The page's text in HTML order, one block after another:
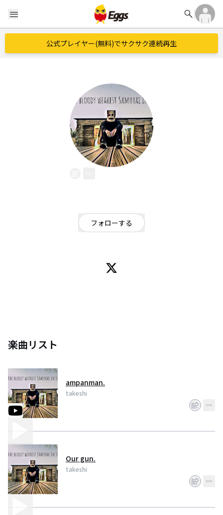
menu search
公式プレイヤー(無料)でサクサク連続再生
フォローする
people with my music, singing, money, and especially my soul. so I'll sing
楽曲リスト
ampanman.
takeshi
Our gun.
takeshi